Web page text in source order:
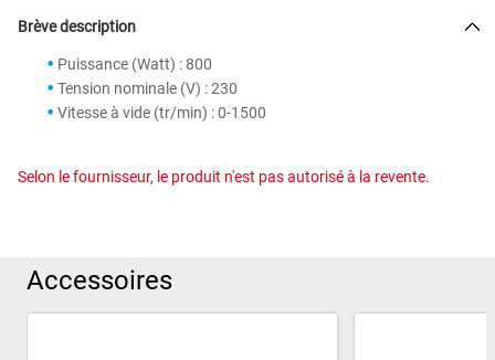
Brève description
Puissance (Watt) : 800
Tension nominale (V) : 230
Vitesse à vide (tr/min) : 0-1500
Selon le fournisseur, le produit n'est pas autorisé à la revente.
Accessoires